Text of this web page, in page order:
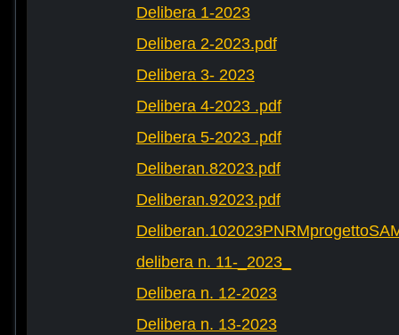
Delibera 1-2023
Delibera 2-2023.pdf
Delibera 3- 2023
Delibera 4-2023 .pdf
Delibera 5-2023 .pdf
Deliberan.82023.pdf
Deliberan.92023.pdf
delibera n. 11-_2023_
Delibera n. 12-2023
Delibera n. 13-2023